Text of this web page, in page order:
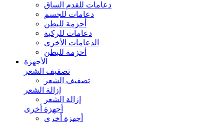
دعامات للقدم الساق
دعامات للجسم
أحزمة للبطن
دعامات للركبة
الدعامات الأخرى
أحزمة للبطن
الأجهزة
تصفيف الشعر
تصفيف الشعر
إزالة الشعر
إزالة الشعر
أجهزة أخرى
أجهزة أخرى